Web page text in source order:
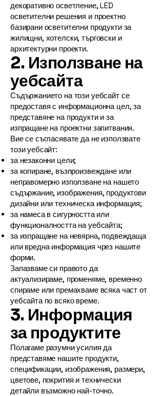
декоративно осветление, LED
осветителни решения и проектно
базирани осветителни продукти за
жилищни, хотелски, търговски и
архитектурни проекти.
2. Използване на
уебсайта
Съдържанието на този уебсайт се
предоставя с информационна цел, за
представяне на продукти и за
изпращане на проектни запитвания.
Вие се съгласявате да не използвате
този уебсайт:
за незаконни цели;
за копиране, възпроизвеждане или
неправомерно използване на нашето
съдържание, изображения, продуктови
дизайни или техническа информация;
за намеса в сигурността или
функционалността на уебсайта;
за изпращане на невярна, подвеждаща
или вредна информация чрез нашите
форми.
Запазваме си правото да
актуализираме, променяме, временно
спираме или премахваме всяка част от
уебсайта по всяко време.
3. Информация
за продуктите
Полагаме разумни усилия да
представяме нашите продукти,
спецификации, изображения, размери,
цветове, покрития и технически
детайли възможно най-точно.